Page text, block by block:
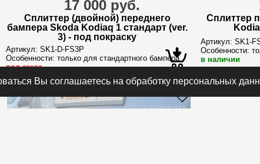
17 000 руб.
Сплиттер (двойной) переднего
бампера Skoda Kodiaq 1 стандарт (ver.
3) - под покраску
Артикул: SK1-D-FS3P
Особенности: только для стандартного бампера
под заказ
Сплиттер
Артикул: SK1-
Особенности:
в наличии
Вы соглашаетесь на обработку персональных